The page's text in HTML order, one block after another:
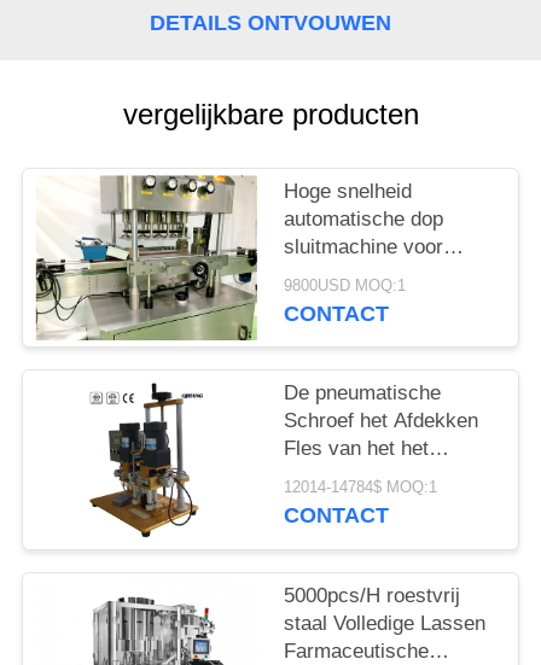
PRIVACY
POLICY
DETAILS ONTVOUWEN
vergelijkbare producten
Hoge snelheid
automatische dop
sluitmachine voor
cosmetische
drankflessen
9800USD MOQ:1
CONTACT
De pneumatische
Schroef het Afdekken
Fles van het het
Druppelbuisjeparfum
van de Machine Semi
12014-14784$ MOQ:1
CONTACT
5000pcs/H roestvrij
staal Volledige Lassen
Farmaceutische